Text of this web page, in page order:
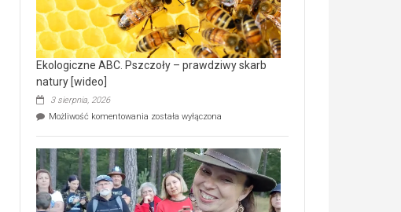
mln
na
modernizację
oczyszczalni
ścieków
[wideo]
Ekologiczne ABC. Pszczoły – prawdziwy skarb
natury [wideo]
3 sierpnia, 2026
Możliwość komentowania Ekologiczne
–
prawdziwy
skarb
natury
[wideo]
została wyłączona